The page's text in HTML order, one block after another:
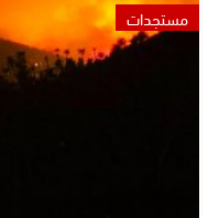
مستجدات